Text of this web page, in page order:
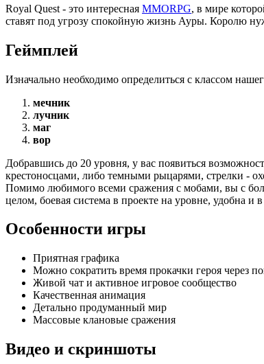
Royal Quest - это интересная MMORPG, в мире
ставят под угрозу спокойную жизнь Ауры. Королю
Геймплей
Изначально необходимо определиться с классом
мечник
лучник
маг
вор
Добравшись до 20 уровня, у вас появиться
крестоносцами, либо темными рыцарями, стрелки -
Помимо любимого всеми сражения с мобами, вы с
целом, боевая система в проекте на уровне, удобна и
Особенности игры
Приятная графика
Можно сократить время прокачки героя через
Живой чат и активное игровое сообщество
Качественная анимация
Детально продуманный мир
Массовые клановые сражения
Видео и скриншоты